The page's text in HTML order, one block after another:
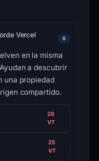
Vercel
6
en la misma
a descubrir
una propiedad
compartido.
28
VT
25
VT